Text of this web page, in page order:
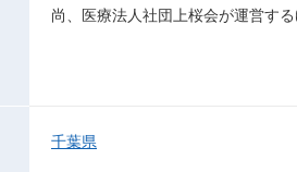
尚、医療法人社団上桜会が運営す
千葉県